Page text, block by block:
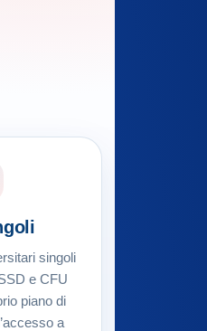
singoli
e CFU
piano di
a